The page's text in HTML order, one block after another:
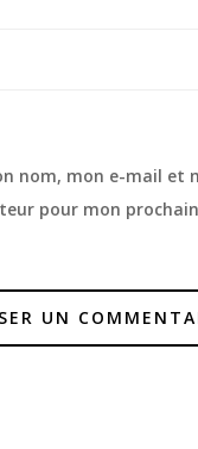
nom, mon e-mail et
pour mon prochain